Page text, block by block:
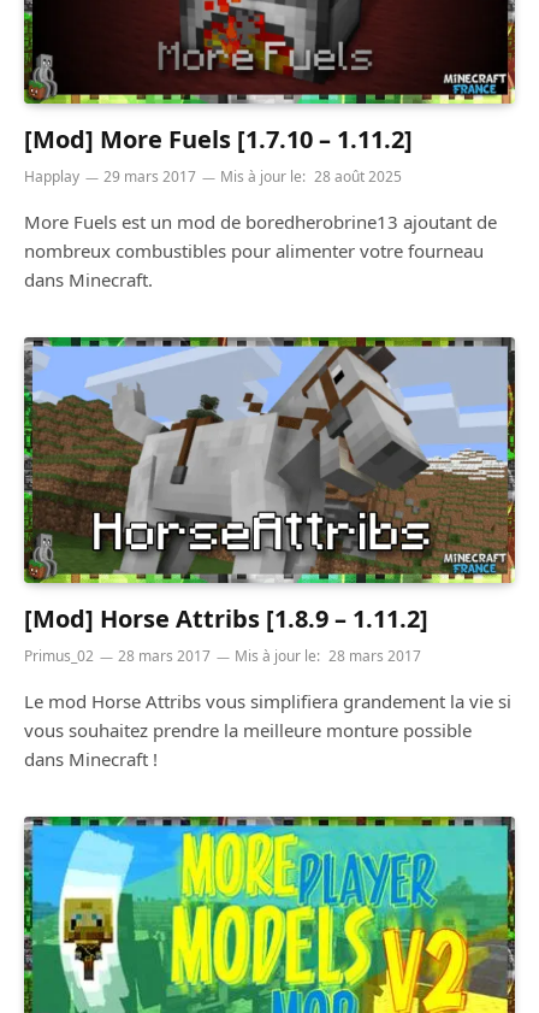
[Mod] More Fuels [1.7.10 – 1.11.2]
Happlay 29 mars 2017 Mis à jour le: 28 août 2025
More Fuels est un mod de boredherobrine13 ajoutant de
nombreux combustibles pour alimenter votre fourneau
dans Minecraft.
[Mod] Horse Attribs [1.8.9 – 1.11.2]
Primus_02 28 mars 2017 Mis à jour le: 28 mars 2017
Le mod Horse Attribs vous simplifiera grandement la vie si
vous souhaitez prendre la meilleure monture possible
dans Minecraft !